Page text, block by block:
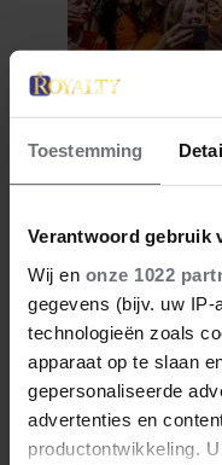
Toestemming
Verantwoord gebruik
Wij en onze 1022
gegevens (bijv. uw IP-
technologieën zoals
apparaat op te slaan
gepersonaliseerde
advertenties en
productontwikkeling.
27 april 2026
DOKKUM